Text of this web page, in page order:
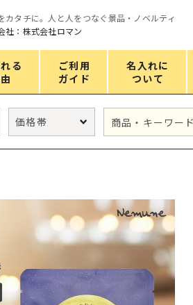
カタチに。人と人をつなぐ景品・ノベルティ
社：株式会社ロマン
る
ご利用
ガイド
名入れに
ついて
バスグッズ
スマホ・PCグッズ
コスメグッズ
食品・スイーツ